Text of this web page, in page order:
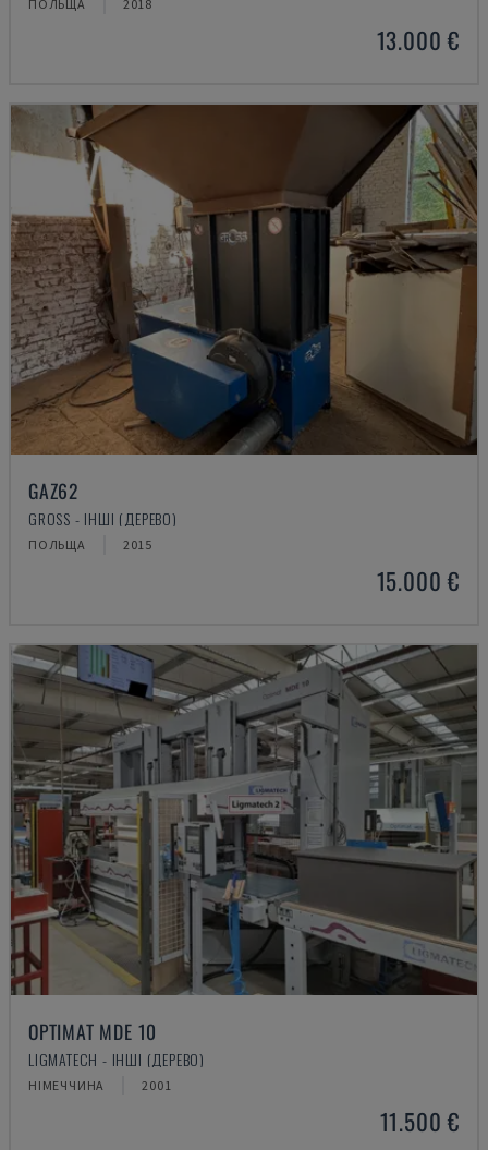
ПОЛЬЩА 2018
13.000 €
GAZ62
GROSS - ІНШІ (ДЕРЕВО)
ПОЛЬЩА 2015
15.000 €
OPTIMAT MDE 10
LIGMATECH - ІНШІ (ДЕРЕВО)
НІМЕЧЧИНА 2001
11.500 €